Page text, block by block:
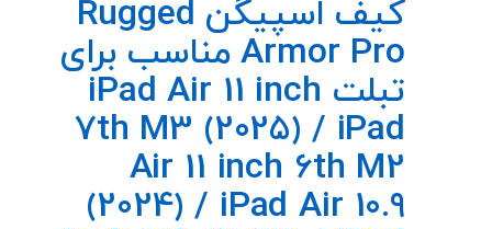
کیف اسپیگن Rugged
Armor Pro مناسب برای
تبلت iPad Air 11 inch
7th M3 (2025) / iPad
Air 11 inch 6th M2
(2024) / iPad Air 10.9